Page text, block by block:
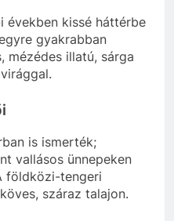
években kissé háttérbe
gyakrabban
mézédes illatú, sárga
is ismerték;
vallásos ünnepeken
földközi-tengeri
száraz talajon.